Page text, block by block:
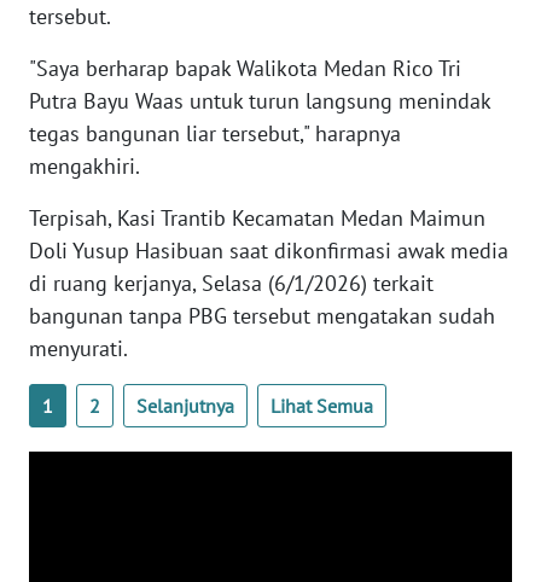
tersebut.
"Saya berharap bapak Walikota Medan Rico Tri
Putra Bayu Waas untuk turun langsung menindak
tegas bangunan liar tersebut," harapnya
mengakhiri.
Terpisah, Kasi Trantib Kecamatan Medan Maimun
Doli Yusup Hasibuan saat dikonfirmasi awak media
di ruang kerjanya, Selasa (6/1/2026) terkait
bangunan tanpa PBG tersebut mengatakan sudah
menyurati.
1 2 Selanjutnya Lihat Semua
BABEL
WN
SUMBAR
WN
SUMSEL
BENGKULU
WN
LAMPUNG